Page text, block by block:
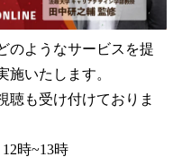
のようなサービスを提
施いたします。
聴も受け付けておりま
時~13時